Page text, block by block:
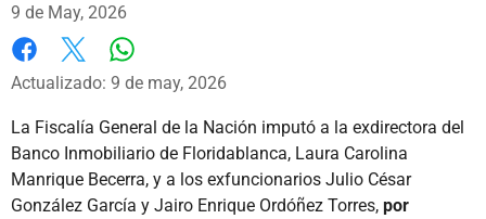
9 de May, 2026
Facebook
X
Actualizado: 9 de may, 2026
La Fiscalía General de la Nación imputó a la exdirectora del
Banco Inmobiliario de Floridablanca, Laura Carolina
Manrique Becerra, y a los exfuncionarios Julio César
González García y Jairo Enrique Ordóñez Torres, por